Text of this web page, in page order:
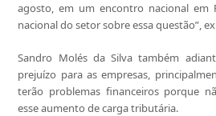
agosto, em um encontro nacional em
nacional do setor sobre essa questão”,
Sandro Molés da Silva também
prejuízo para as empresas,
terão problemas financeiros porque
esse aumento de carga tributária.